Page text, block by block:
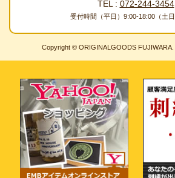
TEL : 072-244-3454
受付時間（平日）9:00-18:00（土
Copyright © ORIGINALGOODS FUJIWARA.